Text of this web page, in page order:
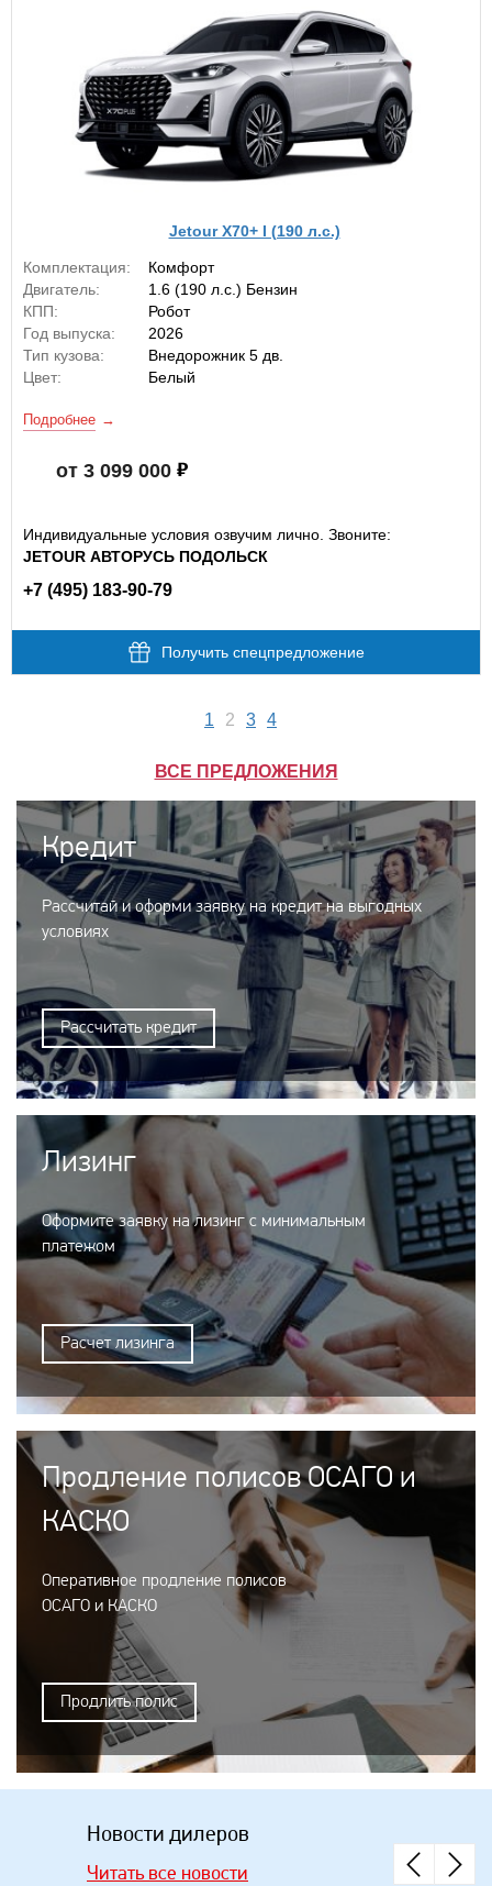
Jetour X70+ I (190 л.с.)
Комплектация:
Комфорт
Двигатель:
1.6 (190 л.с.) Бензин
КПП:
Робот
Год выпуска:
2026
Тип кузова:
Внедорожник 5 дв.
Цвет:
Белый
Подробнее
от 3 099 000
Индивидуальные условия озвучим лично. Звоните:
JETOUR АВТОРУСЬ ПОДОЛЬСК
+7 (495) 183-90-79
Получить спецпредложение
1 2 3 4
ВСЕ ПРЕДЛОЖЕНИЯ
Кредит
Рассчитай и оформи заявку на кредит на выгодных
условиях
Рассчитать кредит
Лизинг
Оформите заявку на лизинг с минимальным
платежом
Расчет лизинга
Продление полисов ОСАГО и
КАСКО
Оперативное продление полисов
ОСАГО и КАСКО
Продлить полис
Новости дилеров
Читать все новости